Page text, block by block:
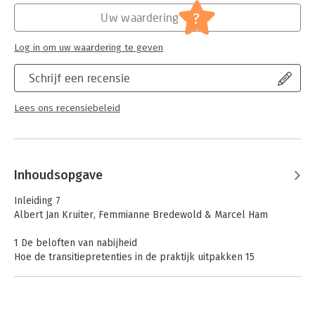
Schrijf een recensie
Lees ons recensiebeleid
Uw waardering ?
Log in om uw waardering te geven
Inhoudsopgave
Inleiding 7
Albert Jan Kruiter, Femmianne Bredewold & Marcel Ham
1 De beloften van nabijheid
Hoe de transitiepretenties in de praktijk uitpakken 15